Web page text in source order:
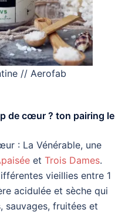
// Aerofab
de cœur ? ton pairing le
: La Vénérable, une
et Trois Dames.
vieillies entre 1
acidulée et sèche qui
sauvages, fruitées et